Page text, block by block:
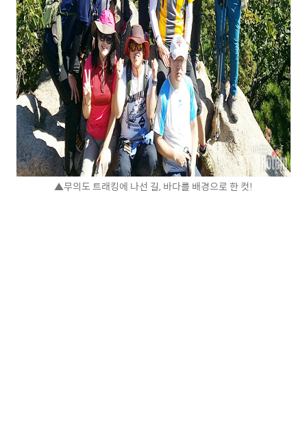
▲무의도 트래킹에 나선 길, 바다를 배경으로 한 컷!